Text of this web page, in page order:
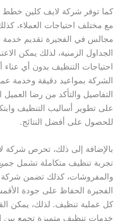
كما توفر شركة لايف كلين خطط
مع مختلف احتياجات العملاء،
مجالس في الفجيرة تقديم خدمة
الجداول الزمنية، لذلك يمكن
احتياجات التنظيف بدون أي عناء
الشركة بمواعيد دقيقة وخدمة
التفاصيل والتأكد من رضا العميل
على تطوير أساليب التنظيف
للحصول على أفضل النتائج.
بالإضافة إلى ذلك، تحرص شركة
تجربة تنظيف متكاملة تشمل
والمفروشات، كذلك تضمن
الفجيرة الحفاظ على جودة
كل عملية تنظيف. لذلك، يمكن
خدمات تنظيف متميزة تجمع بين